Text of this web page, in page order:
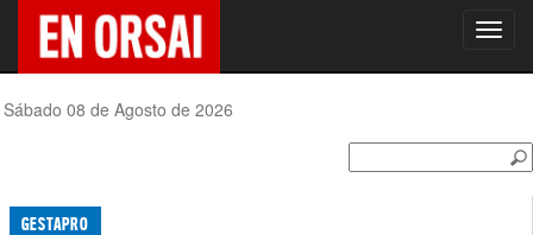
Sábado 08 de Agosto de 2026
GESTAPRO